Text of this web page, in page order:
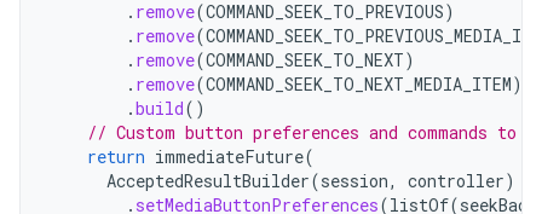
. remove(COMMAND_SEEK_TO_PREVIOUS)
. remove(
. remove(COMMAND_SEEK_TO_NEXT)
. remove(COMMAND_SEEK_TO_NEXT_MEDIA_ITEM)
.build()
// Custom button preferences and commands
return immediateFuture(
AcceptedResultBuilder(session, controller)
. setMediaButtonPreferences(listOf(